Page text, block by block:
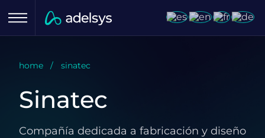
Menu
home sinatec
Sinatec
Compañía dedicada a fabricación y diseño